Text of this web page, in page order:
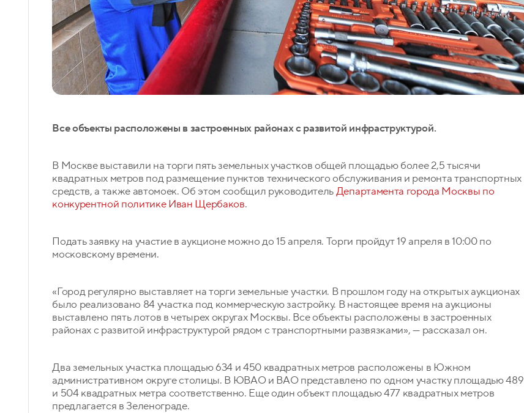
Все объекты расположены в застроенных районах с развитой инфраструктурой.
В Москве выставили на торги пять земельных участков общей площадью более 2,5 тысячи
квадратных метров под размещение пунктов технического обслуживания и ремонта транспортных
средств, а также автомоек. Об этом сообщил руководительДепартамента города Москвы по
конкурентной политике Иван Щербаков.
Подать заявку на участие в аукционе можно до 15 апреля. Торги пройдут 19 апреля в 10:00 по
московскому времени.
«Город регулярно выставляет на торги земельные участки. В прошлом году на открытых аукционах
было реализовано 84 участка под коммерческую застройку. В настоящее время на аукционы
выставлено пять лотов в четырех округах Москвы. Все объекты расположены в застроенных
районах с развитой инфраструктурой рядом с транспортными развязками», — рассказал он.
Два земельных участка площадью 634 и 450 квадратных метров расположены в Южном
административном округе столицы. В ЮВАО и ВАО представлено по одном участку площадью 489
и 504 квадратных метра соответственно. Еще один объект площадью 477 квадратных метров
предлагается в Зеленограде.